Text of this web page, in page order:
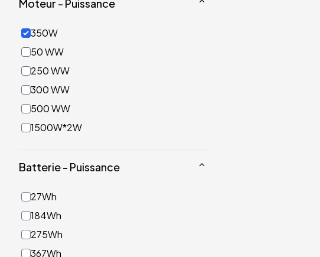
Moteur - Puissance
350W
50 WW
250 WW
300 WW
500 WW
1500W*2W
Batterie - Puissance
27Wh
184Wh
275Wh
367Wh